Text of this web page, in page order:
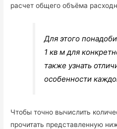
расчет общего объёма
Для этого
1 кв м для
также узнать
особенности
Чтобы точно вычислить
прочитать представленную